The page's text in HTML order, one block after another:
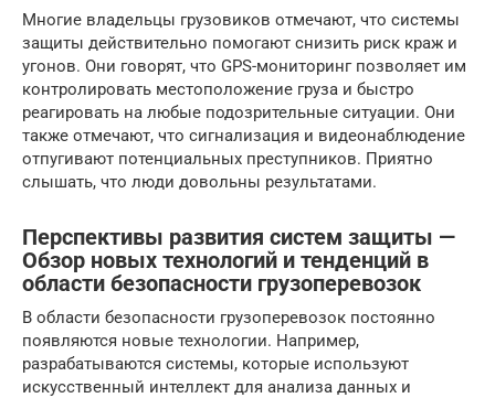
Многие владельцы грузовиков отмечают, что системы
защиты действительно помогают снизить риск краж и
угонов. Они говорят, что GPS-мониторинг позволяет им
контролировать местоположение груза и быстро
реагировать на любые подозрительные ситуации. Они
также отмечают, что сигнализация и видеонаблюдение
отпугивают потенциальных преступников. Приятно
слышать, что люди довольны результатами.
Перспективы развития систем защиты —
Обзор новых технологий и тенденций в
области безопасности грузоперевозок
В области безопасности грузоперевозок постоянно
появляются новые технологии. Например,
разрабатываются системы, которые используют
искусственный интеллект для анализа данных и